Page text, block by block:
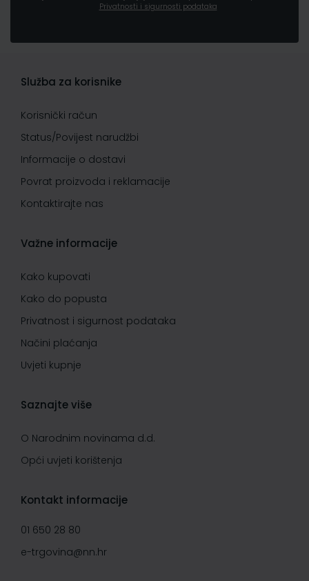
Privatnosti i sigurnosti podataka
Služba za korisnike
Korisnički račun
Status/Povijest narudžbi
Informacije o dostavi
Povrat proizvoda i reklamacije
Kontaktirajte nas
Važne informacije
Kako kupovati
Kako do popusta
Privatnost i sigurnost podataka
Načini plaćanja
Uvjeti kupnje
Saznajte više
O Narodnim novinama d.d.
Opći uvjeti korištenja
Kontakt informacije
01 650 28 80
e-trgovina@nn.hr